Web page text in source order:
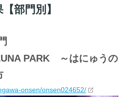
部門別】
PARK ～はにゅうの
onsen/onsen024652/